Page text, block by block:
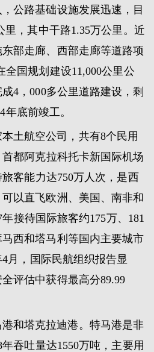
公路基础设施发展迅速，目
里，其中干路1.35万公里。近
部走廊、西部走廊等道路项
全国规划建设11,000公里公
4，000多公里道路建设，剩
年底前竣工。
土航空公司，共有8个民用
都阿克拉科托卡新国际机场
客能力达750万人次，是西
以直飞欧洲、美国、南非和
接待国际旅客约175万、181
西和塔马利等国内主要城市
月，国际民航组织报告显
评估中获得最高分89.99
和塔克拉迪港。特马港是非
吞吐量达1550万吨，主要用